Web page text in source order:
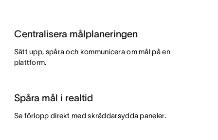
Centralisera målplaneringen
Sätt upp, spåra och kommunicera om mål på en
plattform.
Spåra mål i realtid
Se förlopp direkt med skräddarsydda paneler.